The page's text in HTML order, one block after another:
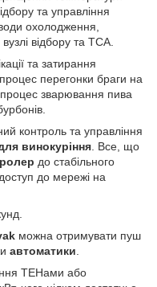
та управління
охолодження,
відбору та ТСА.
та затирання
перегонки браги на
процес зварювання пива
контроль та управління
винокуріння . Все, що
до стабільного
до мережі на
можна отримувати пуш
автоматики
ТЕНами або